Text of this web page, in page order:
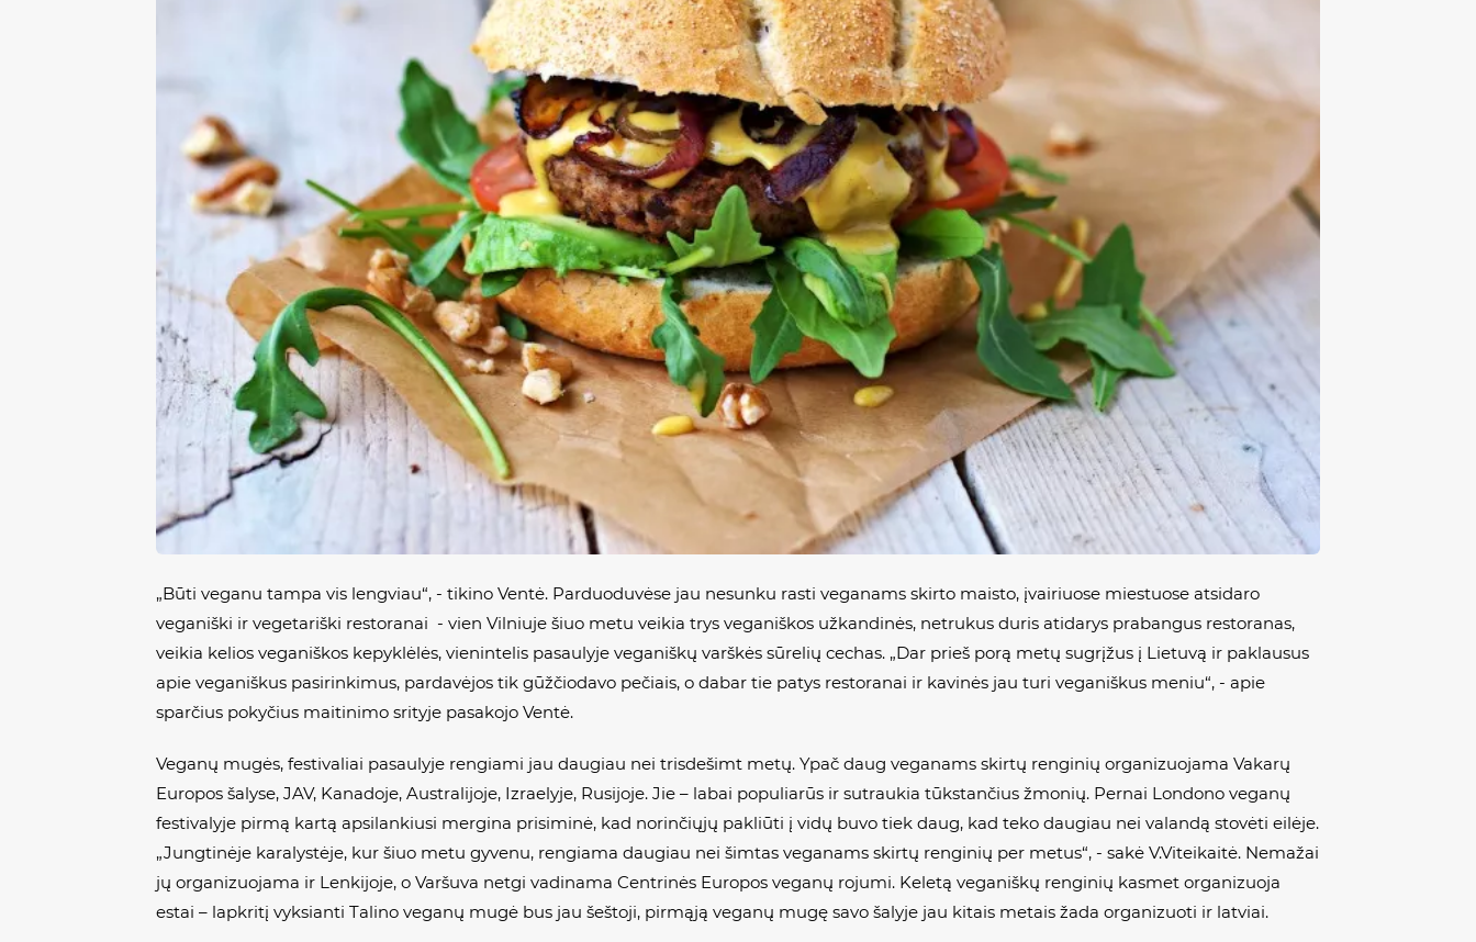
„Būti veganu tampa vis lengviau“, - tikino Ventė. Parduoduvėse jau nesunku rasti veganams skirto maisto, įvairiuose miestuose atsidaro
veganiški ir vegetariški restoranai - vien Vilniuje šiuo metu veikia trys veganiškos užkandinės, netrukus duris atidarys prabangus restoranas,
veikia kelios veganiškos kepyklėlės, vienintelis pasaulyje veganiškų varškės sūrelių cechas. „Dar prieš porą metų sugrįžus į Lietuvą ir paklausus
apie veganiškus pasirinkimus, pardavėjos tik gūžčiodavo pečiais, o dabar tie patys restoranai ir kavinės jau turi veganiškus meniu“, - apie
sparčius pokyčius maitinimo srityje pasakojo Ventė.
Veganų mugės, festivaliai pasaulyje rengiami jau daugiau nei trisdešimt metų. Ypač daug veganams skirtų renginių organizuojama Vakarų
Europos šalyse, JAV, Kanadoje, Australijoje, Izraelyje, Rusijoje. Jie – labai populiarūs ir sutraukia tūkstančius žmonių. Pernai Londono veganų
festivalyje pirmą kartą apsilankiusi mergina prisiminė, kad norinčiųjų pakliūti į vidų buvo tiek daug, kad teko daugiau nei valandą stovėti eilėje.
„Jungtinėje karalystėje, kur šiuo metu gyvenu, rengiama daugiau nei šimtas veganams skirtų renginių per metus“, - sakė V.Viteikaitė. Nemažai
jų organizuojama ir Lenkijoje, o Varšuva netgi vadinama Centrinės Europos veganų rojumi. Keletą veganiškų renginių kasmet organizuoja
estai – lapkritį vyksianti Talino veganų mugė bus jau šeštoji, pirmąją veganų mugę savo šalyje jau kitais metais žada organizuoti ir latviai.